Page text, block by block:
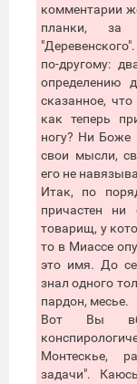
комментарии
планки, за
по-другому:
определению
сказанное,
как теперь
ногу? Ни Боже
свои мысли,
его не
Итак, по
причастен
товарищ, у
то в Миассе
это имя. До
знал одного
пардон, месье.
Вот Вы
Монтескье,
задачи".